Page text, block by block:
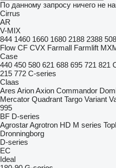
По данному запросу ничего не
Cirrus
AR
V-MIX
844 1460 1660 1680 2188 2388
Flow CF CVX Farmall Farmlift
Case
440 450 580 621 688 695 721 821
215 772 C-series
Claas
Ares ArionAxion Commandor
Mercator Quadrant Targo Variant
995
BF D-series
AgrostarAgrotron HD M series
Dronningborg
D-series
EC
Ideal